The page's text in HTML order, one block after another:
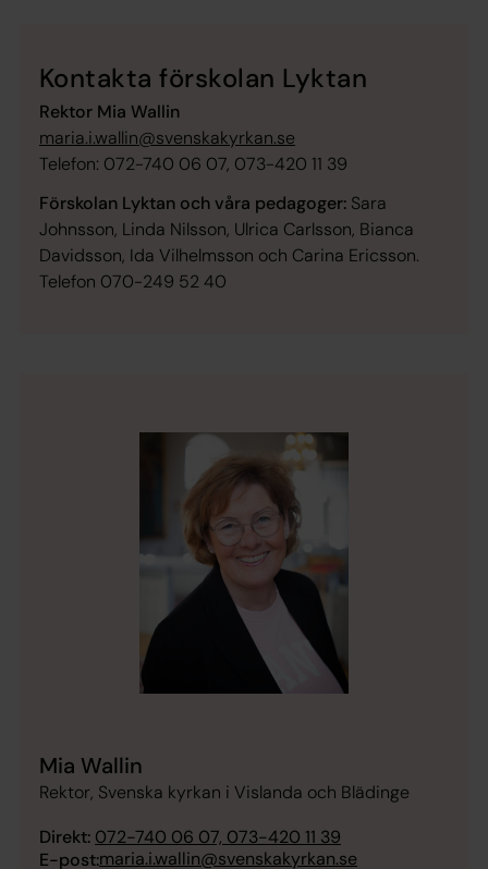
Kontakta förskolan Lyktan
Rektor Mia Wallin
maria.i.wallin@svenskakyrkan.se
Telefon: 072-740 06 07, 073-420 11 39
Förskolan Lyktan och våra pedagoger: Sara
Johnsson, Linda Nilsson, Ulrica Carlsson, Bianca
Davidsson, Ida Vilhelmsson och Carina Ericsson.
Telefon 070-249 52 40
Mia Wallin
Rektor, Svenska kyrkan i Vislanda och Blädinge
Direkt: 072-740 06 07, 073-420 11 39
E-post:maria.i.wallin@svenskakyrkan.se